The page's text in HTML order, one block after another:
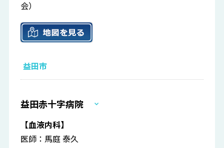
会）
益田市
益田赤十字病院
【血液内科】
医師：馬庭 泰久